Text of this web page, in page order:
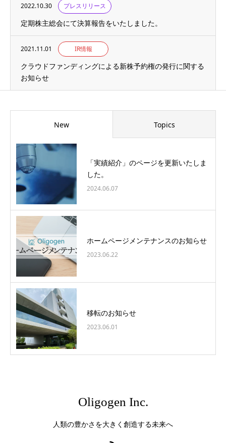
2022.10.30 プレスリリース
定期株主総会にて決算報告をいたしました。
2021.11.01 IR情報
クラウドファンディングによる新株予約権の発行に関する
お知らせ
New Topics
「実績紹介」のページを更新いたしま
した。
2024.06.07
ホームページメンテナンスのお知らせ
2023.06.22
移転のお知らせ
2023.06.01
Oligogen Inc.
人類の豊かさを大きく創造する未来へ